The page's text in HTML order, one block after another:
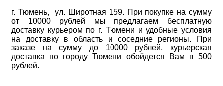
г. Тюмень, ул. Широтная 159. При покупке на сумму
от 10000 рублей мы предлагаем бесплатную
доставку курьером по г. Тюмени и удобные условия
на доставку в область и соседние регионы. При
заказе на сумму до 10000 рублей, курьерская
доставка по городу Тюмени обойдется Вам в 500
рублей.